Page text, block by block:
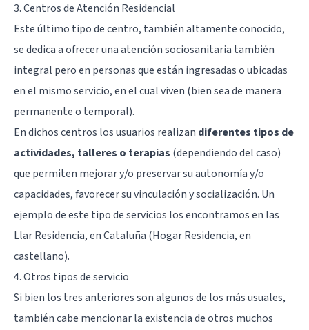
3. Centros de Atención Residencial
Este último tipo de centro, también altamente conocido,
se dedica a ofrecer una atención sociosanitaria también
integral pero en personas que están ingresadas o ubicadas
en el mismo servicio, en el cual viven (bien sea de manera
permanente o temporal).
En dichos centros los usuarios realizan diferentes tipos de
actividades, talleres o terapias (dependiendo del caso)
que permiten mejorar y/o preservar su autonomía y/o
capacidades, favorecer su vinculación y socialización. Un
ejemplo de este tipo de servicios los encontramos en las
Llar Residencia, en Cataluña (Hogar Residencia, en
castellano).
4. Otros tipos de servicio
Si bien los tres anteriores son algunos de los más usuales,
también cabe mencionar la existencia de otros muchos